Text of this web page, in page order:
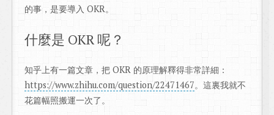
的事，是要導入 OKR。
什麼是 OKR 呢？
知乎上有一篇文章，把 OKR 的原理解釋得非常詳細：
https://www.zhihu.com/question/22471467。這裏我就不
花篇幅照搬運一次了。